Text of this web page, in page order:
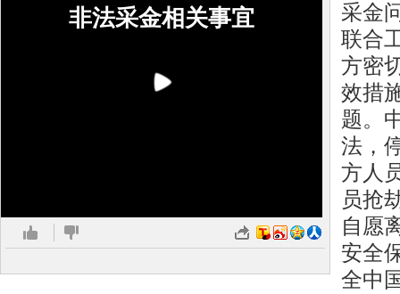
非法采金相关事宜
采金
联合
方密
效措
题。
法，
方人
员抢
自愿
安全
全中